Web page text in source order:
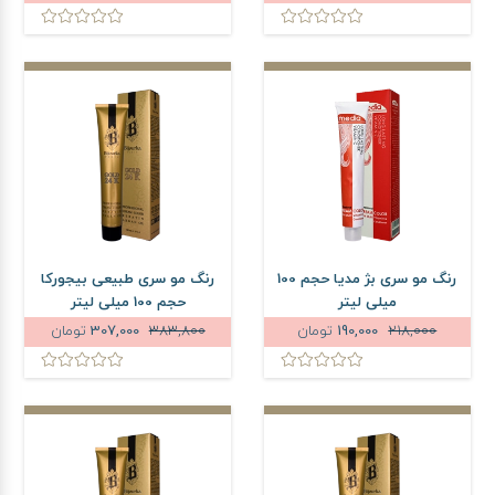
رنگ مو سری بژ مدیا حجم 100
میلی لیتر
218,000
تومان
رنگ مو سری طبیعی بیجورکا
حجم 100 میلی لیتر
383,800
307,000 تومان